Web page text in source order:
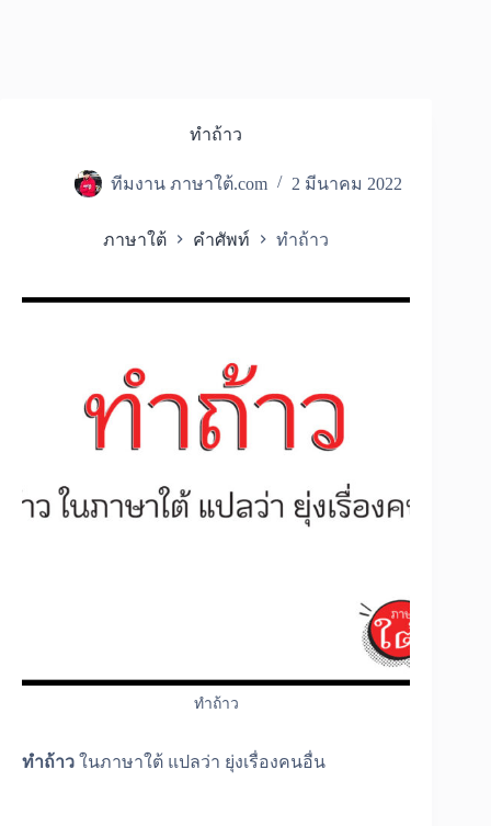
ทำถ้าว
ทีมงาน ภาษาใต้.com 2 มีนาคม 2022
ภาษาใต้ คำศัพท์ ทำถ้าว
ทำถ้าว
ทำถ้าว ในภาษาใต้ แปลว่า ยุ่งเรื่องคนอื่น